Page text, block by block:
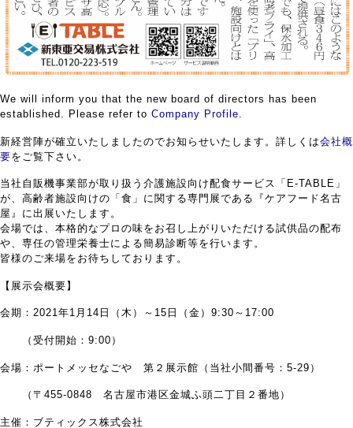
We will inform you that the new board of directors has been
established. Please refer to Company Profile.
新経営陣が確立いたしましたのでお知らせいたします。詳しくは会社概
要をご覧下さい。
当社自販機事業部が取り扱う介護施設向け配食サービス「E-TABLE」
が、高齢者施設向けの「食」に関する専門展である『ケアフード名古
屋』に出展いたします。
会場では、本格的なプロの味をお召し上がりいただける試供品の配布
や、専任の管理栄養士による簡易診断等を行います。
皆様のご来場をお待ちしております。
【展示会概要】
会期：2021年1月14日（木）～15日（金）9:30～17:00
（受付開始：9:00）
会場：ポートメッセなごや 第２展示館（当社小間番号：5-29）
（〒455-0848 名古屋市港区金城ふ頭二丁目２番地）
主催：ブティックス株式会社